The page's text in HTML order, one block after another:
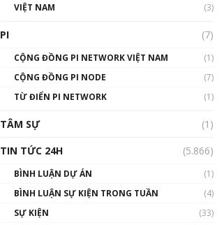
VIỆT NAM
(3)
PI (7)
CỘNG ĐỒNG PI NETWORK VIỆT NAM
(1)
CỘNG ĐỒNG PI NODE
(7)
TỪ ĐIỂN PI NETWORK
(1)
TÂM SỰ
(1)
TIN TỨC 24H
(5.866)
BÌNH LUẬN DỰ ÁN
(1)
BÌNH LUẬN SỰ KIỆN TRONG TUẦN
(4)
SỰ KIỆN
(33)